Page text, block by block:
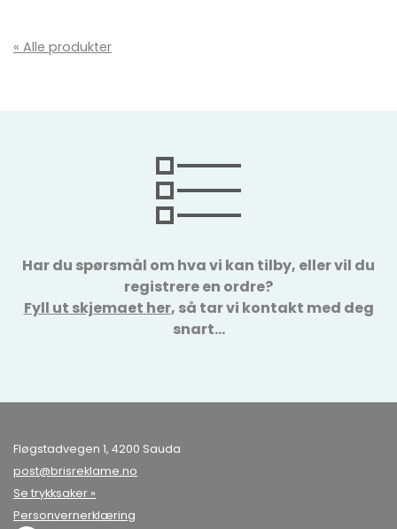
« Alle produkter
Har du spørsmål om hva vi kan tilby, eller vil du
registrere en ordre?
Fyll ut skjemaet her, så tar vi kontakt med deg
snart…
Fløgstadvegen 1, 4200 Sauda
post@brisreklame.no
Se trykksaker »
Personvernerklæring